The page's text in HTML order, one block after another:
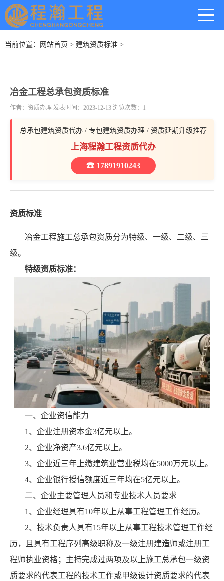
当前位置： 网站首页 > 建筑资质标准 >
冶金工程总承包资质标准
作者：资质办理 发表时间：2023-12-13 浏览次数：1
总承包建筑资质代办 / 专包建筑资质办理 / 资质延期升级推荐
上海程瀚工程资质代办
☎ 17891910243
资质标准
冶金工程施工总承包资质分为特级、一级、二级、三
级。
特级资质标准：
一、企业资信能力
1、企业注册资本金3亿元以上。
2、企业净资产3.6亿元以上。
3、企业近三年上缴建筑业营业税均在5000万元以上。
4、企业银行授信额度近三年均在5亿元以上。
二、企业主要管理人员和专业技术人员要求
1、企业经理具有10年以上从事工程管理工作经历。
2、技术负责人具有15年以上从事工程技术管理工作经
历，且具有工程序列高级职称及一级注册建造师或注册工
程师执业资格；主持完成过两项及以上施工总承包一级资
质要求的代表工程的技术工作或甲级设计资质要求的代表